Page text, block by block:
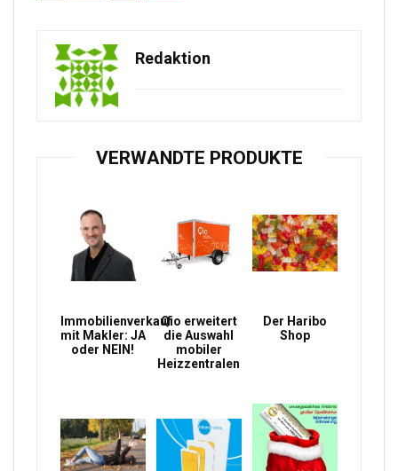
Redaktion
VERWANDTE PRODUKTE
Immobilienverkauf
mit Makler: JA
oder NEIN!
Qio erweitert
die Auswahl
mobiler
Heizzentralen
Der Haribo
Shop